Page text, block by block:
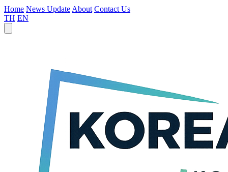
Home News Update About Contact Us
TH EN